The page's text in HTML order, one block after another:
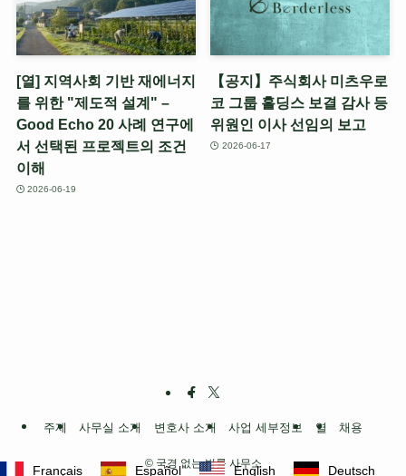
[열] 지역사회 기반 재에너지
를 위한 "제도적 설계" –
Good Echo 20 사례 연구에
서 선택된 프로젝트의 조건
이해
2026-06-19
【공지】주식회사 미츠우로
코 그룹 홀딩스 보결 감사 등
위원인 이사 선임의 보고
2026-06-17
주제 사무실 소개 변호사 소개 사업 세부정보 열 채용
©국경 없는 법률 사무소
Deutsch
English
Español
Français